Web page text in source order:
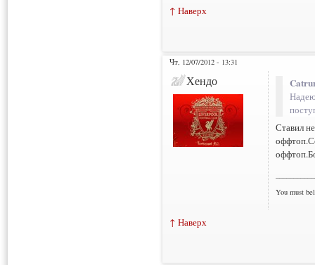
↑ Наверх
Чт, 12/07/2012 - 13:31
Хендо
Ставил
You must
↑ Наверх